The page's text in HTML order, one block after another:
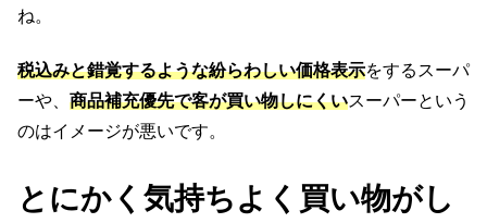
ね。
税込みと錯覚するような紛らわしい価格表示をするスーパ
ーや、 商品補充優先で客が買い物しにくいスーパーという
のはイメージが悪いです。
とにかく気持ちよく買い物がし